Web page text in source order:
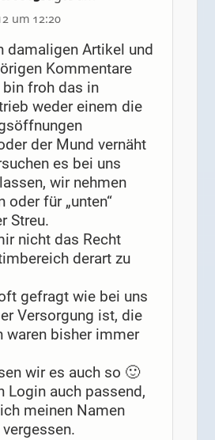
um 12:20
damaligen Artikel und
Kommentare
froh das in
weder einem die
der Mund vernäht
es bei uns
wir nehmen
oder für „unten“
Streu.
nicht das Recht
derart zu
gefragt wie bei uns
Versorgung ist, die
waren bisher immer
wir es auch so 🙂
Login auch passend,
meinen Namen